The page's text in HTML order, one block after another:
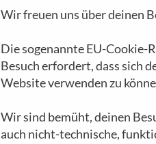
Wir freuen uns über deinen
Die sogenannte EU-Cookie-
Besuch erfordert, dass sich
Website verwenden zu
Wir sind bemüht, deinen
auch nicht-technische,